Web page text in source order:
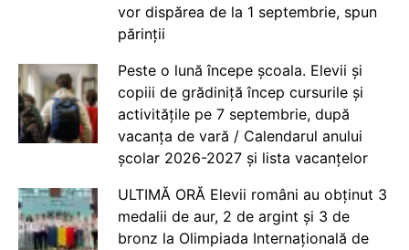
vor dispărea de la 1 septembrie, spun
părinții
Peste o lună începe școala. Elevii și
copiii de grădiniță încep cursurile și
activitățile pe 7 septembrie, după
vacanța de vară / Calendarul anului
școlar 2026-2027 și lista vacanțelor
ULTIMĂ ORĂ Elevii români au obținut 3
medalii de aur, 2 de argint și 3 de
bronz la Olimpiada Internațională de